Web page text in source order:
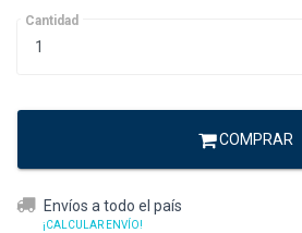
Cantidad
COMPRAR
Envíos a todo el país
¡CALCULAR ENVÍO!